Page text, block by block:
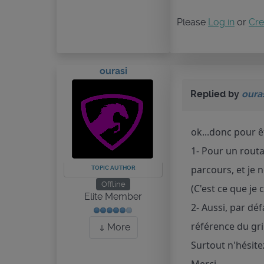
Please Log in or
ourasi
TOPIC AUTHOR
Offline
Elite Member
More
Replied by
ok...donc pour
1- Pour un
parcours, et je
(C'est ce que je
2- Aussi, par
référence du
Surtout